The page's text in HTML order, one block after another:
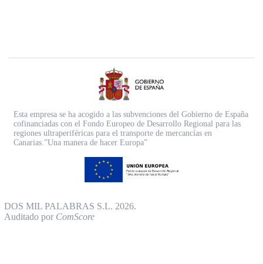
Esta empresa se ha acogido a las subvenciones del Gobierno de España
cofinanciadas con el Fondo Europeo de Desarrollo Regional para las
regiones ultraperiféricas para el transporte de mercancías en
Canarias.”Una manera de hacer Europa”
DOS MIL PALABRAS S.L. 2026.
Auditado por ComScore